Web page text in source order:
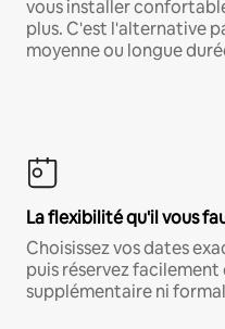
vous installer
plus. C'est l'alternative
moyenne ou longue
La flexibilité qu'il vous
Choisissez vos dates
puis réservez facilement
supplémentaire ni